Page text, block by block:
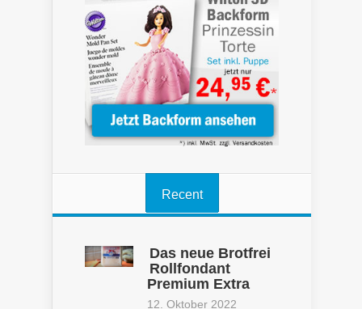
Recent
Das neue Brotfrei
Rollfondant
Premium Extra
12. Oktober 2022